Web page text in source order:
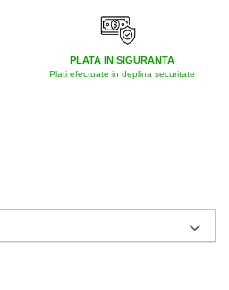
PLATA IN SIGURANTA
Plati efectuate in deplina securitate